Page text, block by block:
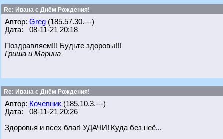
Re: Ивана с Днём Рождения!
Автор: Greg (185.57.30.---)
Дата: 08-11-21 20:18
Поздравляем!!! Будьте здоровы!!!
Гриша и Марина
Re: Ивана с Днём Рождения!
Автор: Кочевник (185.10.3.---)
Дата: 08-11-21 20:26
Здоровья и всех благ! УДАЧИ! Куда без неё...